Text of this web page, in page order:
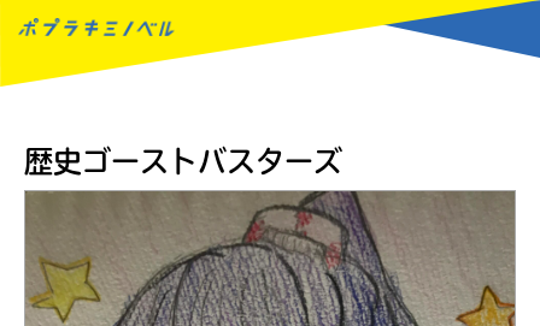
歴史ゴーストバスターズ